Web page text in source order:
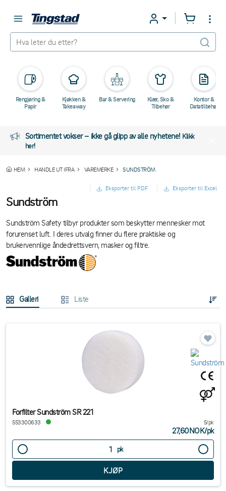
Rengjøring &
Papir
Kjøkken &
Takeaway
Bar & Servering
Klær, Sko &
Tilbehør
Kontor &
Datatilbehør
Sortimentet vokser – ikke gå glipp av alle nyhetene! Klikk
her!
HEM HANDLE UT IFRA VAREMERKE SUNDSTRÖM
Eksporter til PDF Eksporter til Excel
Sundström
Sundström Safety tilbyr produkter som beskytter mennesker mot
forurenset luft. I deres utvalg finner du flere praktiske og
brukervennlige åndedrettsvern, masker og filtre.
Galleri Liste
Forfilter Sundström SR 221
553300633 5/pk
27,60NOK/pk
pk